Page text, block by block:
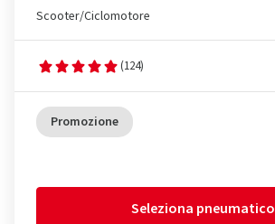
Scooter/Ciclomotore
(124)
Promozione
Seleziona pneumatico